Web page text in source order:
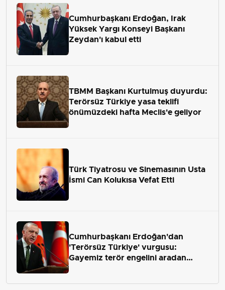
Cumhurbaşkanı Erdoğan, Irak
Yüksek Yargı Konseyi Başkanı
Zeydan'ı kabul etti
TBMM Başkanı Kurtulmuş duyurdu:
Terörsüz Türkiye yasa teklifi
önümüzdeki hafta Meclis'e geliyor
Türk Tiyatrosu ve Sinemasının Usta
İsmi Can Kolukısa Vefat Etti
Cumhurbaşkanı Erdoğan'dan
'Terörsüz Türkiye' vurgusu:
Gayemiz terör engelini aradan